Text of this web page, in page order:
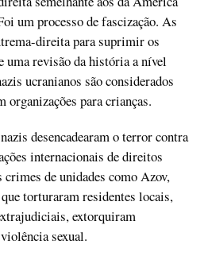
um processo de fascização. As
direita para suprimir os
revisão da história a nível
ucranianos são considerados
organizações para crianças.
desencadearam o terror contra
internacionais de direitos
de unidades como Azov,
torturaram residentes locais,
extorquiram
sexual.